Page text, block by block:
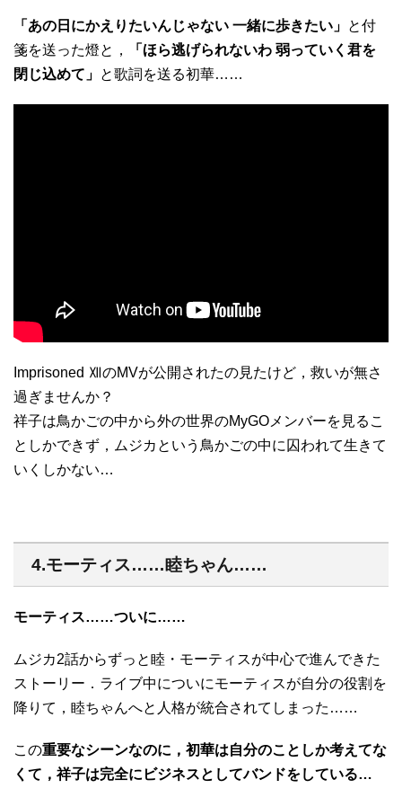
「あの日にかえりたいんじゃない 一緒に歩きたい」 と付
箋を送った燈と，
「ほら逃げられないわ 弱っていく君を
閉じ込めて」 と歌詞を送る初華……
Imprisoned ⅫのMVが公開されたの見たけど，救いが無さ
過ぎませんか？
祥子は鳥かごの中から外の世界のMyGOメンバーを見るこ
としかできず，ムジカという鳥かごの中に囚われて生きて
いくしかない…
4.モーティス……睦ちゃん……
モーティス……ついに……
ムジカ2話からずっと睦・モーティスが中心で進んできた
ストーリー．ライブ中についにモーティスが自分の役割を
降りて，睦ちゃんへと人格が統合されてしまった……
この重要なシーンなのに，初華は自分のことしか考えてな
くて，祥子は完全にビジネスとしてバンドをしている…